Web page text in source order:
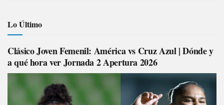
Lo Último
Clásico Joven Femenil: América vs Cruz Azul | Dónde y
a qué hora ver Jornada 2 Apertura 2026